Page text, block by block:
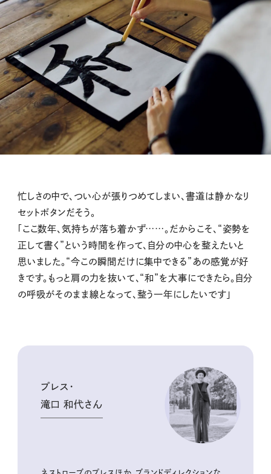
忙しさの中で、つい心が張りつめてしまい、書道は静かなリ
セットボタンだそう。
「ここ数年、気持ちが落ち着かず……。だからこそ、“姿勢を
正して書く”という時間を作って、自分の中心を整えたいと
思いました。“今この瞬間だけに集中できる”あの感覚が好
きです。もっと肩の力を抜いて、“和”を大事にできたら。自分
の呼吸がそのまま線となって、整う一年にしたいです」
プレス・
滝口 和代さん